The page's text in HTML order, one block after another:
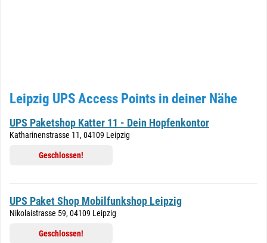
Leipzig UPS Access Points in deiner Nähe
UPS Paketshop Katter 11 - Dein Hopfenkontor
Katharinenstrasse 11, 04109 Leipzig
Geschlossen!
UPS Paket Shop Mobilfunkshop Leipzig
Nikolaistrasse 59, 04109 Leipzig
Geschlossen!